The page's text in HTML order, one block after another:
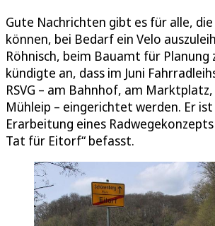
Gute Nachrichten gibt es für alle,
können, bei Bedarf ein Velo
Röhnisch, beim Bauamt für Planung
kündigte an, dass im Juni
RSVG – am Bahnhof, am
Mühleip – eingerichtet werden. Er
Erarbeitung eines
Tat für Eitorf“ befasst.